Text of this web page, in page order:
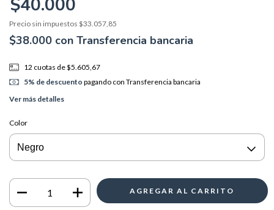
$40.000
Precio sin impuestos $33.057,85
$38.000 con Transferencia bancaria
12 cuotas de$5.605,67
5% de descuento pagando con Transferencia bancaria
Ver más detalles
Color